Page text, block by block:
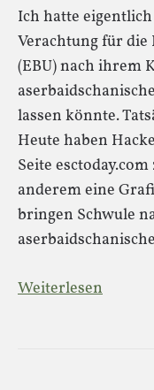
Ich hatte
Verachtung für
(EBU) nach ihrem
lassen könnte.
Heute haben
Seite
anderem eine
bringen Schwule
Weiterlesen